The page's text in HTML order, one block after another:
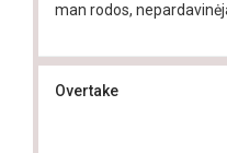
man rodos,
Overtake